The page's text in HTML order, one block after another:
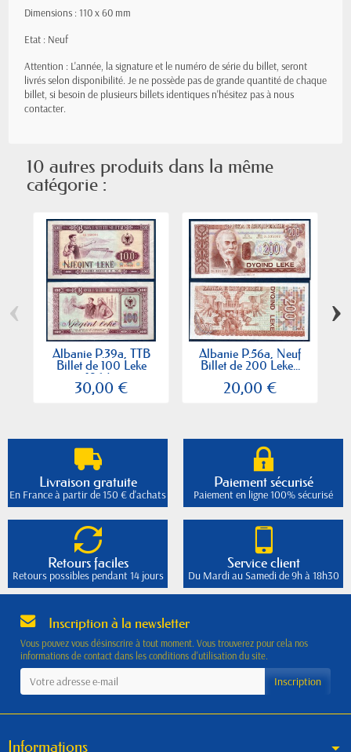
Dimensions : 110 x 60 mm
Etat : Neuf
Attention : L'année, la signature et le numéro de série du billet, seront
livrés selon disponibilité. Je ne possède pas de grande quantité de chaque
billet, si besoin de plusieurs billets identiques n'hésitez pas à nous
contacter.
10 autres produits dans la même
catégorie :
Albanie P.39a, TTB
Billet de 100 Leke
1964...
30,00 €
Albanie P.56a, Neuf
Billet de 200 Leke...
20,00 €
‹ ›
Livraison gratuite
En France à partir de 150 € d'achats
Paiement sécurisé
Paiement en ligne 100% sécurisé
Retours faciles
Retours possibles pendant 14 jours
Service client
Du Mardi au Samedi de 9h à 18h30
Inscription à la newsletter
Vous pouvez vous désinscrire à tout moment. Vous trouverez pour cela nos
informations de contact dans les conditions d'utilisation du site.
Informations